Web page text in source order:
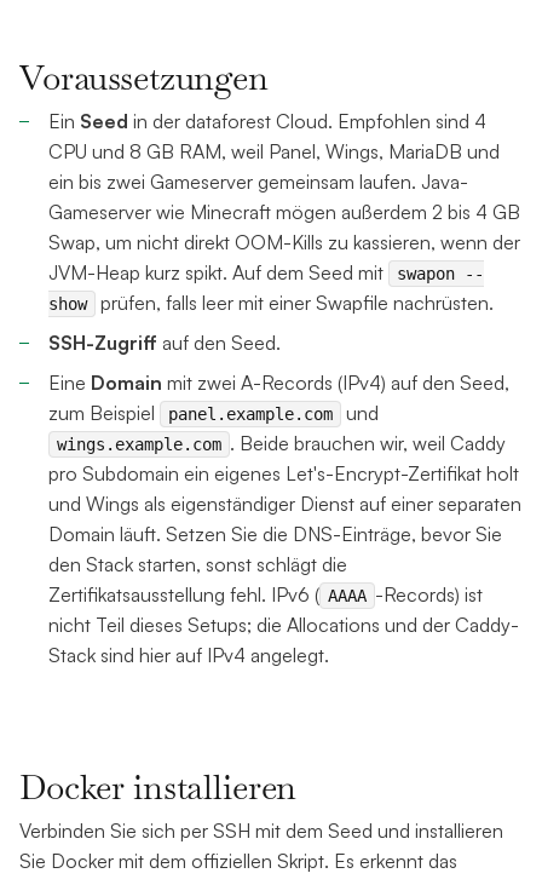
Voraussetzungen
Ein Seed in der dataforest Cloud. Empfohlen sind 4
CPU und 8 GB RAM, weil Panel, Wings, MariaDB und
ein bis zwei Gameserver gemeinsam laufen. Java-
Gameserver wie Minecraft mögen außerdem 2 bis 4 GB
Swap, um nicht direkt OOM-Kills zu kassieren, wenn der
JVM-Heap kurz spikt. Auf dem Seed mit
swapon --
show
prüfen, falls leer mit einer Swapfile nachrüsten.
SSH-Zugriff auf den Seed.
Eine Domain mit zwei A-Records (IPv4) auf den Seed,
zum Beispiel
panel.example.com und
wings.example.com . Beide brauchen wir, weil Caddy
pro Subdomain ein eigenes Let's-Encrypt-Zertifikat holt
und Wings als eigenständiger Dienst auf einer separaten
Domain läuft. Setzen Sie die DNS-Einträge, bevor Sie
den Stack starten, sonst schlägt die
Zertifikatsausstellung fehl. IPv6 ( AAAA -Records) ist
nicht Teil dieses Setups; die Allocations und der Caddy-
Stack sind hier auf IPv4 angelegt.
Docker installieren
Verbinden Sie sich per SSH mit dem Seed und installieren
Sie Docker mit dem offiziellen Skript. Es erkennt das